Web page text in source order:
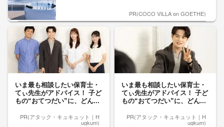
PR(COCO VILLA on GOETHE)
いま最も相談したい保育士・
てぃ先生がアドバイス！ 子ど
もの“おてつだい”に、どん...
PR(アタック・キュキュット｜H
ugkum)
いま最も相談したい保育士・
てぃ先生がアドバイス！ 子ど
もの“おてつだい”に、どん...
PR(アタック・キュキュット｜H
ugkum)